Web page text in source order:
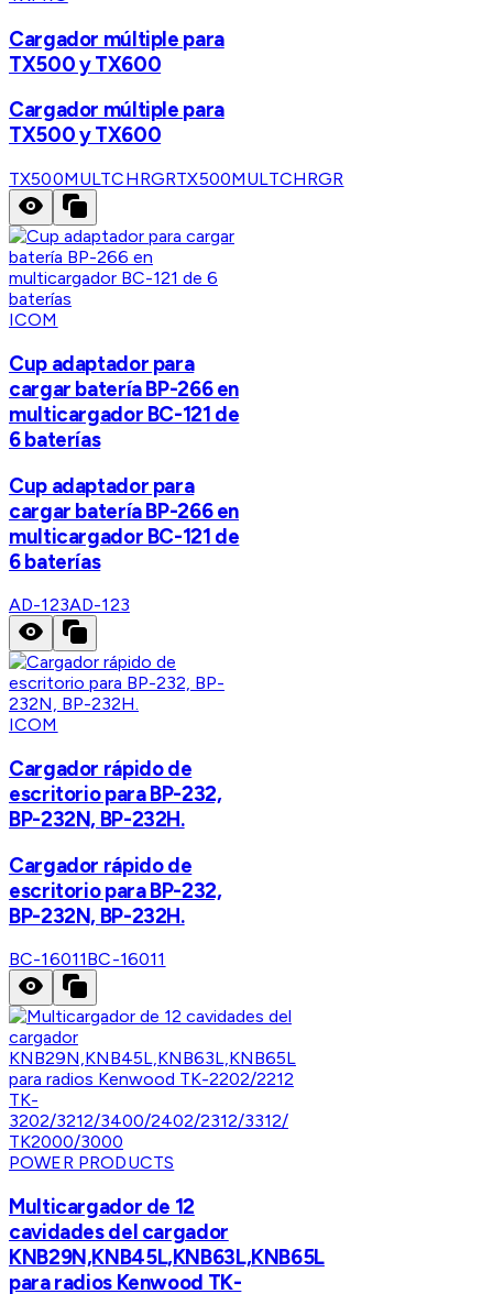
Cargador múltiple para
TX500 y TX600
Cargador múltiple para
TX500 y TX600
TX500MULTCHRGRTX500MULTCHRGR
ICOM
Cup adaptador para
cargar batería BP-266 en
multicargador BC-121 de
6 baterías
Cup adaptador para
cargar batería BP-266 en
multicargador BC-121 de
6 baterías
AD-123AD-123
ICOM
Cargador rápido de
escritorio para BP-232,
BP-232N, BP-232H.
Cargador rápido de
escritorio para BP-232,
BP-232N, BP-232H.
BC-16011BC-16011
POWER PRODUCTS
Multicargador de 12
cavidades del cargador
KNB29N,KNB45L,KNB63L,KNB65L
para radios Kenwood TK-